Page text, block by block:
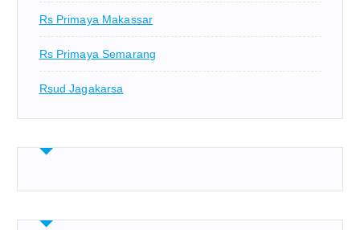
Rs Primaya Makassar
Rs Primaya Semarang
Rsud Jagakarsa